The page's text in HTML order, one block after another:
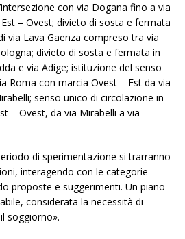
con via Dogana fino a via
– Ovest; divieto di sosta e fermata
via Lava Gaenza compreso tra via
divieto di sosta e fermata in
e via Adige; istituzione del senso
Roma con marcia Ovest – Est da via
senso unico di circolazione in
– Ovest, da via Mirabelli a via
di sperimentazione si trarranno
interagendo con le categorie
proposte e suggerimenti. Un piano
considerata la necessità di
soggiorno».